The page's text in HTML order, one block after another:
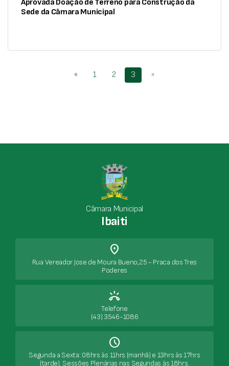
Aprovada Doação de Terreno para Construção da
Sede da Câmara Municipal
« 1 2 3 »
Câmara Municipal
Ibaiti
place
Rua Vereador Jose de Moura Bueno,25 - Praca dos Tres
Poderes
ring_volume
Telefone
(43) 3546-1086
Schedule
Segunda a Sexta: 08hrs às 11hrs (manhã) e 13hrs às 17hrs
(tarde). Sessões Plenárias nas Segundas às 18hrs.